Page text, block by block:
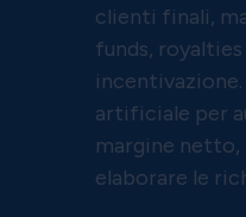
clienti finali,
funds,
artificiale per
margine netto,
elaborare le